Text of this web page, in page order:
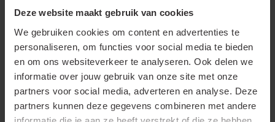
Deze website maakt gebruik van cookies
We gebruiken cookies om content en advertenties te
personaliseren, om functies voor social media te bieden
en om ons websiteverkeer te analyseren. Ook delen we
informatie over jouw gebruik van onze site met onze
partners voor social media, adverteren en analyse. Deze
partners kunnen deze gegevens combineren met andere
→
Neem gerust contact met ons op via
+31 88 002 33 00of per e-mail viainfo@klemko.nl.
Technische gegevens